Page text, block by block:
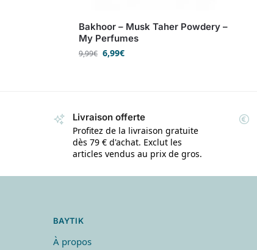
Bakhoor – Musk Taher Powdery –
My Perfumes
9,99€ 6,99€
Livraison offerte
Profitez de la livraison gratuite
dès 79 € d'achat. Exclut les
articles vendus au prix de gros.
BAYTIK
À propos